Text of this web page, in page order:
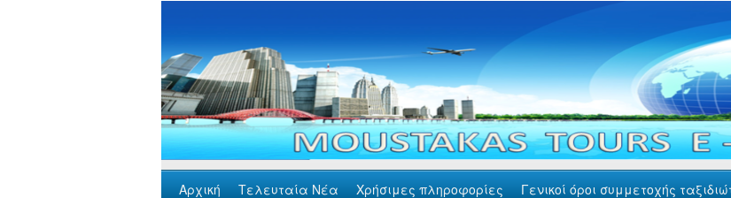
Αρχική Τελευταία Νέα Χρήσιμες πληροφορίες Γενικοί όροι συμμετοχής